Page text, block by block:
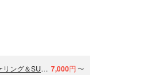
【沖縄・宮古島・シュノーケリング・SUP】宮古島人気1位《定番プラン》【ウミガメシュノーケリング＆SUPツアー】遭遇率100%継続中！｜写真無料｜初心者歓迎《女性ガイド多数》 7,000円 〜